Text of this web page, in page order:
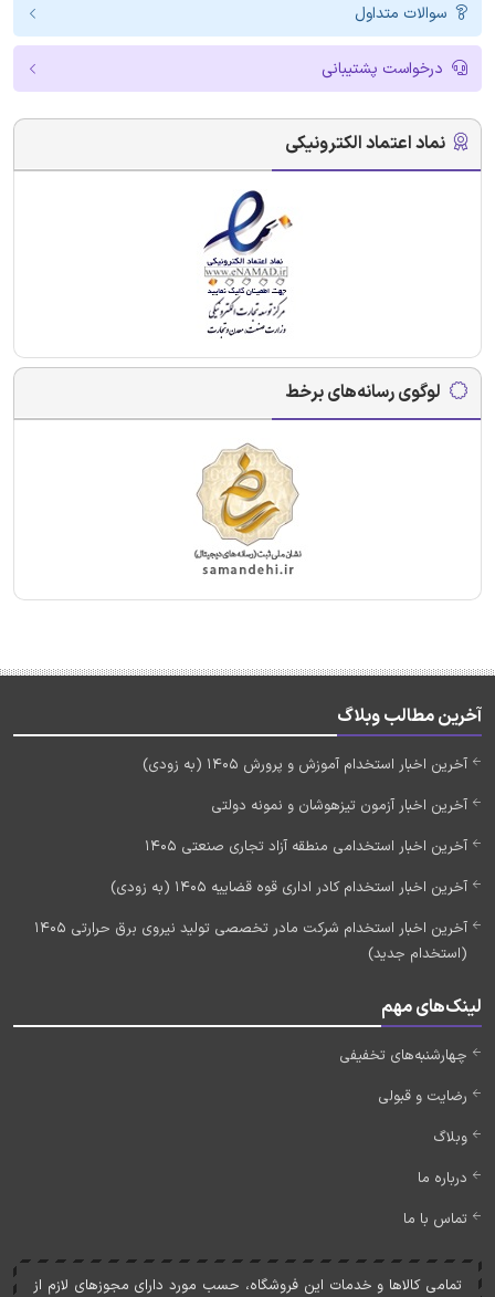
سوالات متداول
درخواست پشتیبانی
نماد اعتماد الکترونیکی
لوگوی رسانه‌های برخط
آخرین مطالب وبلاگ
آخرین اخبار استخدام آموزش و پرورش 1405 (به زودی)
آخرین اخبار آزمون تیزهوشان و نمونه دولتی
آخرین اخبار استخدامی منطقه آزاد تجاری صنعتی 1405
آخرین اخبار استخدام کادر اداری قوه قضاییه 1405 (به زودی)
آخرین اخبار استخدام شرکت مادر تخصصی تولید نیروی برق حرارتی 1405
(استخدام جدید)
لینک‌های مهم
چهارشنبه‌های تخفیفی
رضایت و قبولی
وبلاگ
درباره ما
تماس با ما
تمامی کالاها و خدمات اين فروشگاه، حسب مورد دارای مجوزهای لازم از